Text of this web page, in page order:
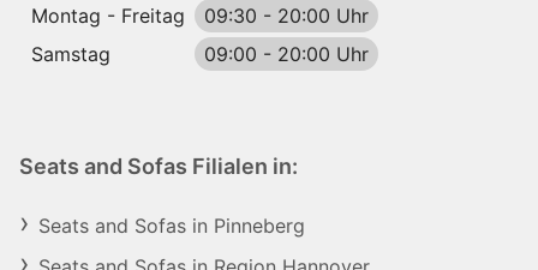
Montag - Freitag
09:30 - 20:00 Uhr
Samstag
09:00 - 20:00 Uhr
Seats and Sofas Filialen in:
Seats and Sofas in Pinneberg